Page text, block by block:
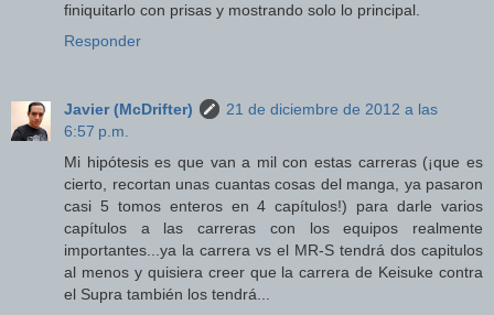
finiquitarlo con prisas y mostrando solo lo principal.
Responder
Javier (McDrifter)
21 de diciembre de 2012 a las
6:57 p.m.
Mi hipótesis es que van a mil con estas carreras (¡que es
cierto, recortan unas cuantas cosas del manga, ya pasaron
casi 5 tomos enteros en 4 capítulos!) para darle varios
capítulos a las carreras con los equipos realmente
importantes...ya la carrera vs el MR-S tendrá dos capitulos
al menos y quisiera creer que la carrera de Keisuke contra
el Supra también los tendrá...